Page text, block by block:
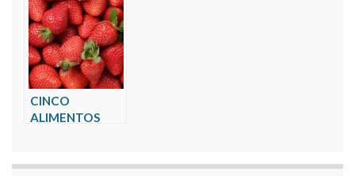
garganta
CINCO
ALIMENTOS
AUMENTAR TU